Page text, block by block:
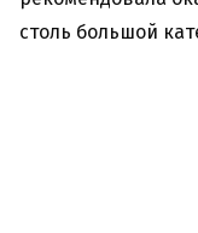
столь большой